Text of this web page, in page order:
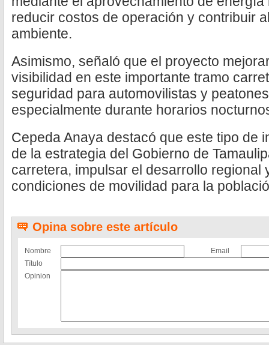
reducir costos de operación y contribuir
ambiente.
Asimismo, señaló que el proyecto
visibilidad en este importante tramo
seguridad para automovilistas y
especialmente durante horarios
Cepeda Anaya destacó que este tipo de
de la estrategia del Gobierno de
carretera, impulsar el desarrollo regional
condiciones de movilidad para la
Opina sobre este artículo
Nombre
Email
Título
Opinion